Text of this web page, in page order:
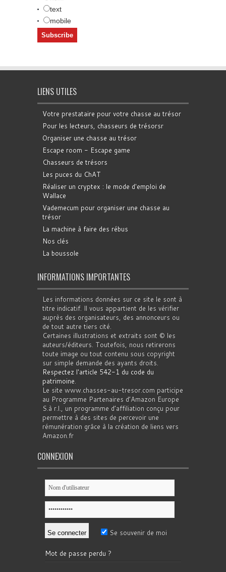
text
mobile
LIENS UTILES
Votre prestataire pour votre chasse au trésor
Pour les lecteurs, chasseurs de trésorsr
Organiser une chasse au trésor
Escape room - Escape game
Chasseurs de trésors
Les puces du ChAT
Réaliser un cryptex : le mode d'emploi de
Wallace
Vademecum pour organiser une chasse au
trésor
La machine à faire des rébus
Nos clés
La boussole
INFORMATIONS IMPORTANTES
Les informations données sur ce site le sont à
titre indicatif. Il vous appartient de les vérifier
auprès des organisateurs, des annonceurs ou
de tout autre tiers cité.
Certaines illustrations et extraits sont © les
auteurs/éditeurs. Toutefois, nous retirerons
toute image ou tout contenu sous copyright
sur simple demande des ayants droits.
Respectez l'article 542-1 du code du
patrimoine.
Le site www.chasses-au-tresor.com participe
au Programme Partenaires d’Amazon Europe
S.à r.l., un programme d’affiliation conçu pour
permettre à des sites de percevoir une
rémunération grâce à la création de liens vers
Amazon.fr
CONNEXION
Se souvenir de moi
Mot de passe perdu ?